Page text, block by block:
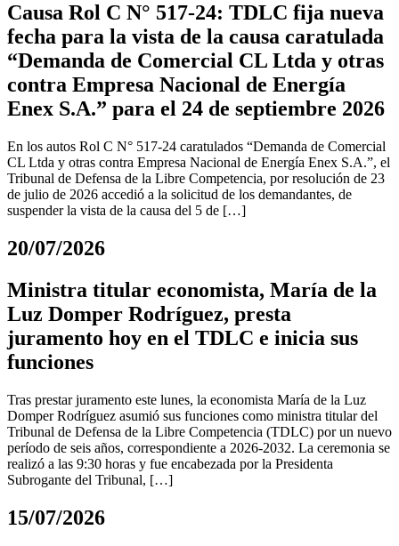
Causa Rol C N° 517-24: TDLC fija nueva
fecha para la vista de la causa caratulada
“Demanda de Comercial CL Ltda y otras
contra Empresa Nacional de Energía
Enex S.A.” para el 24 de septiembre 2026
En los autos Rol C N° 517-24 caratulados “Demanda de Comercial
CL Ltda y otras contra Empresa Nacional de Energía Enex S.A.”, el
Tribunal de Defensa de la Libre Competencia, por resolución de 23
de julio de 2026 accedió a la solicitud de los demandantes, de
suspender la vista de la causa del 5 de […]
20/07/2026
Ministra titular economista, María de la
Luz Domper Rodríguez, presta
juramento hoy en el TDLC e inicia sus
funciones
Tras prestar juramento este lunes, la economista María de la Luz
Domper Rodríguez asumió sus funciones como ministra titular del
Tribunal de Defensa de la Libre Competencia (TDLC) por un nuevo
período de seis años, correspondiente a 2026-2032. La ceremonia se
realizó a las 9:30 horas y fue encabezada por la Presidenta
Subrogante del Tribunal, […]
15/07/2026